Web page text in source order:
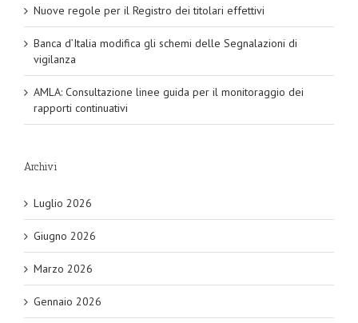
Nuove regole per il Registro dei titolari effettivi
Banca d’Italia modifica gli schemi delle Segnalazioni di
vigilanza
AMLA: Consultazione linee guida per il monitoraggio dei
rapporti continuativi
Archivi
Luglio 2026
Giugno 2026
Marzo 2026
Gennaio 2026